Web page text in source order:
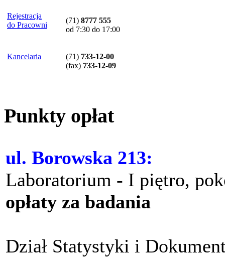
Rejestracja
do Pracowni
(71) 8777 555
od 7:30 do 17:00
Kancelaria (71) 733-12-00
(fax) 733-12-09
Punkty opłat
ul. Borowska 213:
Laboratorium - I piętro,
opłaty za badania
Dział Statystyki i